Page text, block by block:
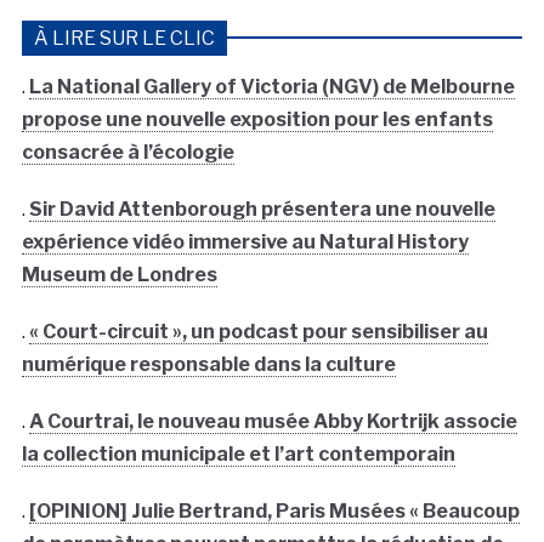
À LIRE SUR LE CLIC
. La National Gallery of Victoria (NGV) de Melbourne
propose une nouvelle exposition pour les enfants
consacrée à l’écologie
. Sir David Attenborough présentera une nouvelle
expérience vidéo immersive au Natural History
Museum de Londres
. « Court-circuit », un podcast pour sensibiliser au
numérique responsable dans la culture
. A Courtrai, le nouveau musée Abby Kortrijk associe
la collection municipale et l’art contemporain
. [OPINION] Julie Bertrand, Paris Musées « Beaucoup